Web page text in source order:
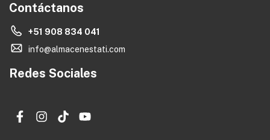
Contáctanos
+51 908 834 041
info@almacenestati.com
Redes Sociales